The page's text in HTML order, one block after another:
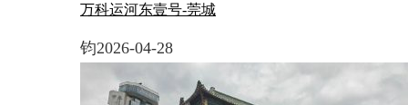
万科运河东壹号-莞城
钧2026-04-28